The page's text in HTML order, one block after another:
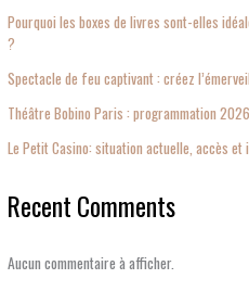
Pourquoi les boxes de livres sont-elles
?
Spectacle de feu captivant : créez
Théâtre Bobino Paris : programmation
Le Petit Casino: situation actuelle, accès
Recent Comments
Aucun commentaire à afficher.